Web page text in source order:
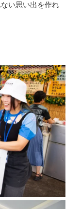
い思い出を作れ